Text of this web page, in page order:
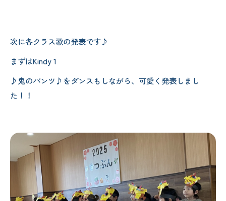
次に各クラス歌の発表です♪
まずはKindy 1
♪鬼のパンツ♪をダンスもしながら、可愛く発表しまし
た！！